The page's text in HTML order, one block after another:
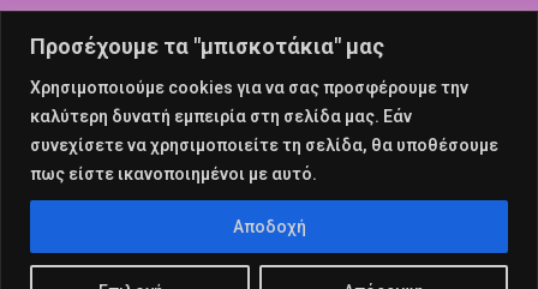
Προσέχουμε τα "μπισκοτάκια" μας
Χρησιμοποιούμε cookies για να σας προσφέρουμε την
καλύτερη δυνατή εμπειρία στη σελίδα μας. Εάν
συνεχίσετε να χρησιμοποιείτε τη σελίδα, θα υποθέσουμε
πως είστε ικανοποιημένοι με αυτό.
Αποδοχή
© nailswalk 2022. All Rights Reserved